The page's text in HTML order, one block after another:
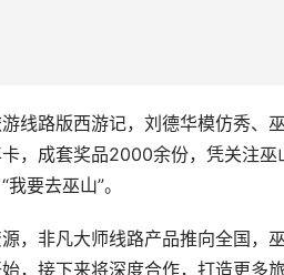
路版西游记，刘德华模仿秀、
，成套奖品2000余份，凭关注
要去巫山”。
非凡大师线路产品推向全国，
，接下来将深度合作，打造更多旅